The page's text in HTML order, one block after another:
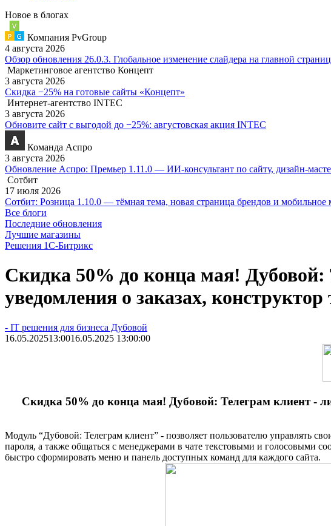
Новое в блогах
Компания PvGroup
4 августа 2026
Обзор обновления 26.0.3. Глобальное изменение слайдера на главной
Маркетинговое агентство Концепт
3 августа 2026
Скидка −25% на готовые сайты «Концепт»
Интернет-агентство INTEC
3 августа 2026
Обновите сайт с выгодой до −25%: августовская акция INTEC
Команда Аспро
3 августа 2026
Обновление Аспро: Премьер 1.11.0 — ИИ-консультант по сайту, дизайн-
Сотбит
17 июля 2026
Сотбит: Розница 1.10.0 — тёмная тема, новая страница брендов и
Все блоги
Последние обновления
Лучшие магазины
Решения 1С-Битрикс
Скидка 50% до конца мая!
уведомления о заказах, конструктор
- IT решения для бизнеса Дубовой
16.05.202513:0016.05.2025 13:00:00
Скидка 50% до конца мая! Дубовой: Телеграм клиент -
Модуль “Дубовой: Телеграм клиент” - позволяет пользователю управлять
пароля, а также общаться с менеджерами в чате текстовыми и голосовыми
быстро сформировать меню и панель доступных команд для каждого сайта.